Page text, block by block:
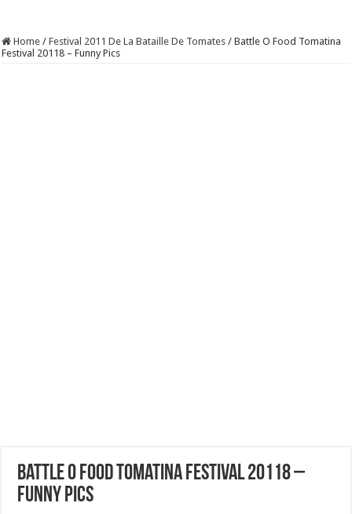
Home / Festival 2011 De La Bataille De Tomates / Battle O Food Tomatina
Festival 20118 – Funny Pics
Battle O Food Tomatina Festival 20118 –
Funny Pics